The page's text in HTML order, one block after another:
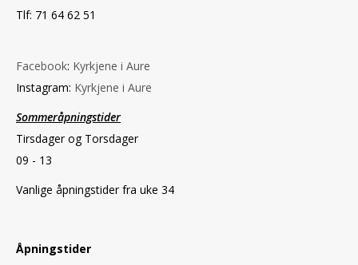
Tlf: 71 64 62 51
Facebook: Kyrkjene i Aure
Instagram: Kyrkjene i Aure
Sommeråpningstider
Tirsdager og Torsdager
09 - 13
Vanlige åpningstider fra uke 34
Åpningstider